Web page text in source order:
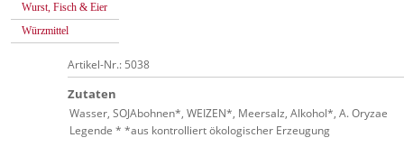
Wurst, Fisch & Eier
Würzmittel
Artikel-Nr.: 5038
Zutaten
Wasser, SOJAbohnen*, WEIZEN*, Meersalz, Alkohol*, A. Oryzae
Legende * *aus kontrolliert ökologischer Erzeugung